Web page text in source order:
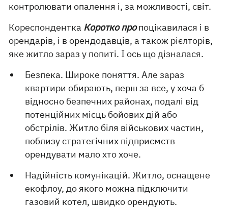
контролювати опалення і, за можливості, світ.
Кореспондентка Коротко пропоцікавилася і в
орендарів, і в орендодавців, а також рієлторів,
яке житло зараз у попиті. І ось що дізналася.
Безпека. Широке поняття. Але зараз
квартири обирають, перш за все, у хоча б
відносно безпечних районах, подалі від
потенційних місць бойових дій або
обстрілів. Житло біля військових частин,
поблизу стратегічних підприємств
орендувати мало хто хоче.
Надійність комунікацій. Житло, оснащене
екофлоу, до якого можна підключити
газовий котел, швидко орендують.